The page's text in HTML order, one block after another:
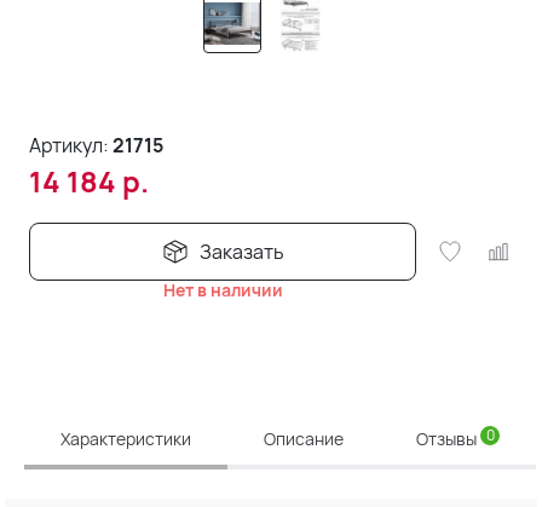
Артикул:21715
14 184 р.
Заказать
Нет в наличии
Характеристики Описание Отзывы 0